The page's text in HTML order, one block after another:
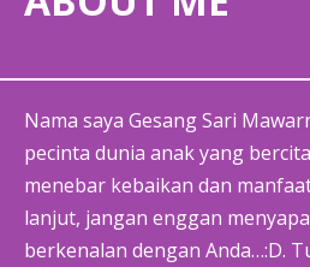
Nama saya Gesang Sari
pecinta dunia anak yang
menebar kebaikan dan
lanjut, jangan enggan
berkenalan dengan Anda…:D.